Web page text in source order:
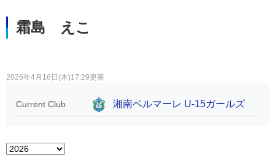
霜島 えこ
2026年4月16日(木)17:29更新
Current Club 湘南ベルマーレ U-15ガールズ